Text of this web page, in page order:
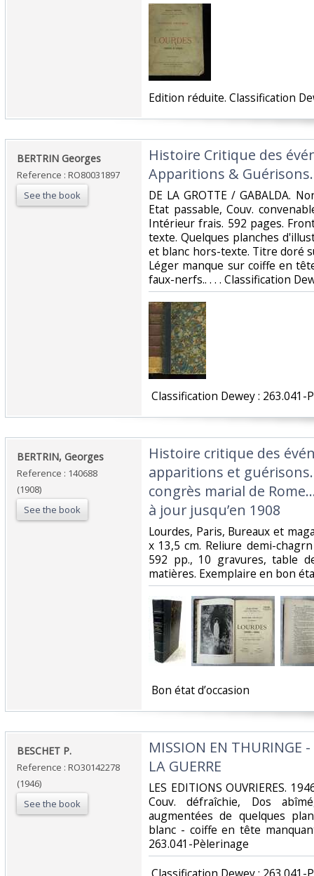
‎Edition réduite. Classification
‎BERTRIN Georges‎
Reference : RO80031897
See the book
‎Histoire Critique des
Apparitions & Guérisons.‎
‎DE LA GROTTE / GABALDA.
Etat passable, Couv.
Intérieur frais. 592 pages.
texte. Quelques planches
et blanc hors-texte. Titre doré
Léger manque sur coiffe en
faux-nerfs.. . . . Classification
Classification Dewey : 263.041-
‎BERTRIN, Georges‎
Reference : 140688
(1908)
See the book
‎Histoire critique des
apparitions et
congrès marial de
à jour jusqu’en 1908‎
‎Lourdes, Paris, Bureaux et
x 13,5 cm. Reliure demi-
592 pp., 10 gravures, table
matières. Exemplaire en bon
‎ Bon état d’occasion ‎
‎BESCHET P.‎
Reference : RO30142278
(1946)
See the book
‎MISSION EN THURINGE
LA GUERRE‎
‎LES EDITIONS OUVRIERES.
Couv. défraîchie, Dos
augmentées de quelques
blanc - coiffe en tête
263.041-Pèlerinage‎